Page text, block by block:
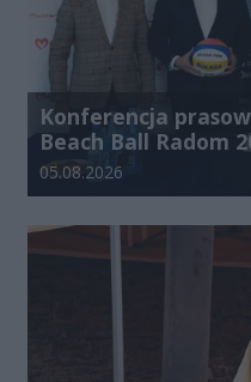
Konferencja
Beach Ball Radom
Data dodania galerii:
05.08.2026